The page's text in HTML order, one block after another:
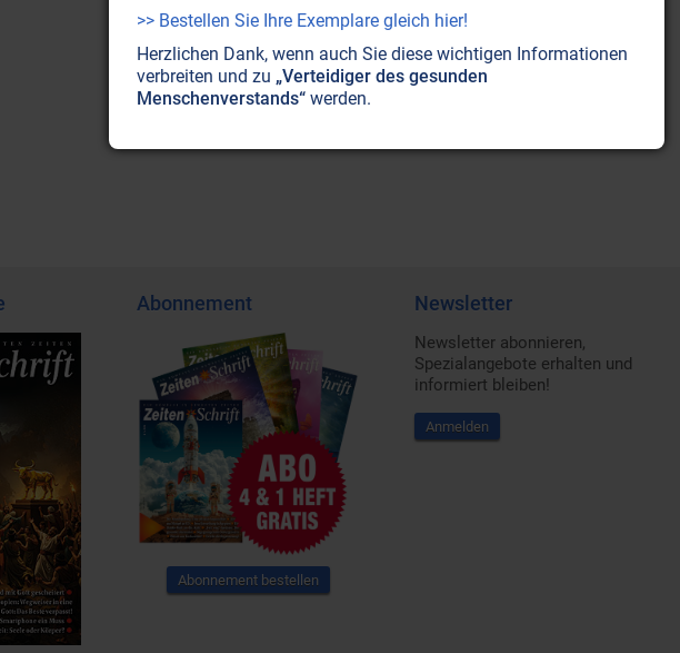
Abonnement
Abonnement bestellen
Newsletter
Newsletter abonnieren,
Spezialangebote erhalten und
informiert bleiben!
Anmelden
>> Bestellen Sie Ihre Exemplare gleich hier!
Herzlichen Dank, wenn auch Sie diese wichtigen Informationen
verbreiten und zu „Verteidiger des gesunden
Menschenverstands“werden.